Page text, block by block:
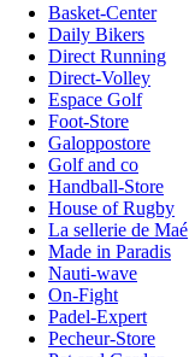
Basket-Center
Daily Bikers
Direct Running
Direct-Volley
Espace Golf
Foot-Store
Galoppostore
Golf and co
Handball-Store
House of Rugby
La sellerie de Maé
Made in Paradis
Nauti-wave
On-Fight
Padel-Expert
Pecheur-Store